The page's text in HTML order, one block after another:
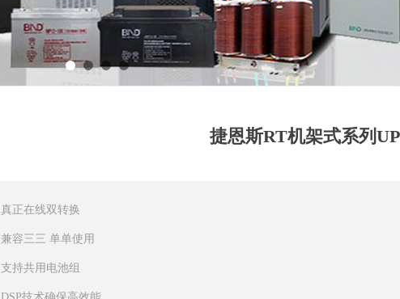
捷恩斯RT机架式系列
真正在线双转换
兼容三三 单单使用
支持共用电池组